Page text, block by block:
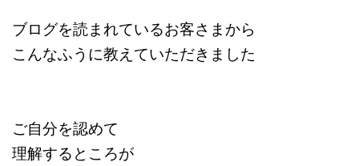
ブログを読まれているお客さまから
こんなふうに教えていただきました
ご自分を認めて
理解するところが